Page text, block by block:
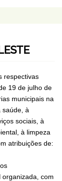
respectivas
19 de julho de
municipais na
saúde, à
sociais, à
à limpeza
atribuições de:
com